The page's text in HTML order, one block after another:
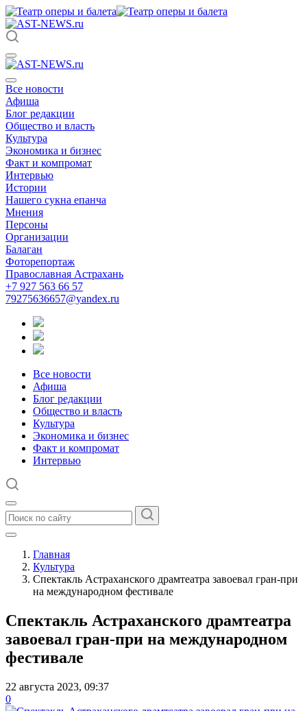
Все новости
Афиша
Блог редакции
Общество и власть
Культура
Экономика и бизнес
Факт и компромат
Интервью
Истории
Нашего сукна епанча
Мнения
Персоны
Организации
Балаган
Фоторепортаж
Православная Астрахань
+7 927 563 66 57
79275636657@yandex.ru
Все новости
Афиша
Блог редакции
Общество и власть
Культура
Экономика и бизнес
Факт и компромат
Интервью
Главная
Культура
Спектакль Астраханского драмтеатра завоевал гран-при
на международном фестивале
Спектакль Астраханского драмтеатра
завоевал гран-при на международном
фестивале
22 августа 2023, 09:37
0